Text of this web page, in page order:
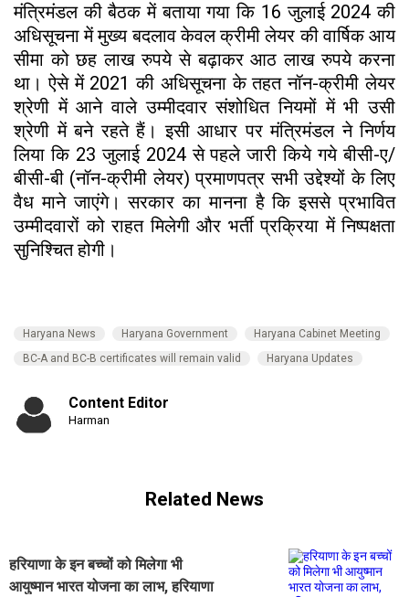
मंत्रिमंडल की बैठक में बताया गया कि 16 जुलाई 2024 की
अधिसूचना में मुख्य बदलाव केवल क्रीमी लेयर की वार्षिक आय
सीमा को छह लाख रुपये से बढ़ाकर आठ लाख रुपये करना
था। ऐसे में 2021 की अधिसूचना के तहत नॉन-क्रीमी लेयर
श्रेणी में आने वाले उम्मीदवार संशोधित नियमों में भी उसी
श्रेणी में बने रहते हैं। इसी आधार पर मंत्रिमंडल ने निर्णय
लिया कि 23 जुलाई 2024 से पहले जारी किये गये बीसी-ए/
बीसी-बी (नॉन-क्रीमी लेयर) प्रमाणपत्र सभी उद्देश्यों के लिए
वैध माने जाएंगे। सरकार का मानना है कि इससे प्रभावित
उम्मीदवारों को राहत मिलेगी और भर्ती प्रक्रिया में निष्पक्षता
सुनिश्चित होगी।
Haryana News Haryana Government
Haryana Cabinet Meeting
BC-A and BC-B certificates will remain valid
Haryana Updates
Content Editor
Harman
Related News
हरियाणा के इन बच्चों को मिलेगा भी
आयुष्मान भारत योजना का लाभ, हरियाणा